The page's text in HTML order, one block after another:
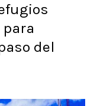
del